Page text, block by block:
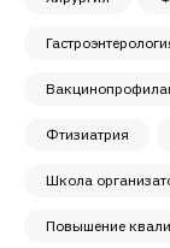
Фтизиатрия
Школа
Повышение